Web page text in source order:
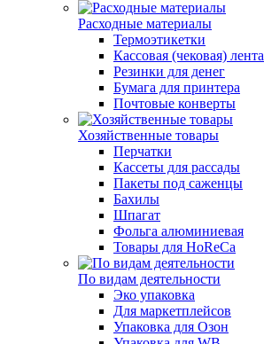
Расходные материалы
Термоэтикетки
Кассовая (чековая) лента
Резинки для денег
Бумага для принтера
Почтовые конверты
Хозяйственные товары
Перчатки
Кассеты для рассады
Пакеты под саженцы
Бахилы
Шпагат
Фольга алюминиевая
Товары для HoReCa
По видам деятельности
Эко упаковка
Для маркетплейсов
Упаковка для Озон